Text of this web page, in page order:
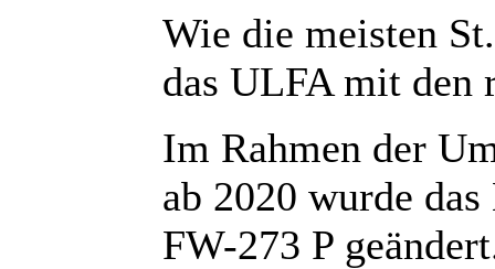
Wie die meisten
das ULFA mit den
Im Rahmen der
ab 2020 wurde
FW-273 P